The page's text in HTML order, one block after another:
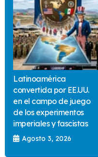
Latinoamérica
convertida por EE.UU.
en el campo de juego
de los experimentos
imperiales y fascistas
Agosto 3, 2026